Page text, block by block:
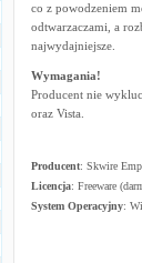
co z powodzeniem
odtwarzaczami, a
najwydajniejsze.
Wymagania!
Producent nie
oraz Vista.
Producent: Skwire
Licencja: Freeware
System Operacyjny: